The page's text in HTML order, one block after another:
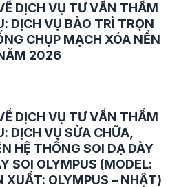
DỊCH VỤ TƯ VẤN THẨM
DỊCH VỤ BẢO TRÌ TRỌN
CHỤP MẠCH XÓA NỀN
2026
DỊCH VỤ TƯ VẤN THẨM
DỊCH VỤ SỬA CHỮA,
HỆ THỐNG SOI DẠ DÀY
SOI OLYMPUS (MODEL:
OLYMPUS – NHẬT)